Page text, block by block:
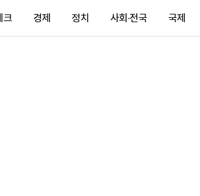
크 경제 정치 사회·전국 국제